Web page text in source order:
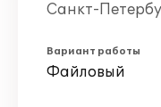
Санкт-
Вариант работы
Файловый